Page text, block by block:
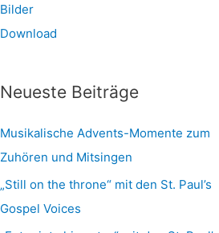
Bilder
Download
Neueste Beiträge
Musikalische Advents-Momente zum
Zuhören und Mitsingen
„Still on the throne“ mit den St. Paul’s
Gospel Voices
i
v
g
o
i
n